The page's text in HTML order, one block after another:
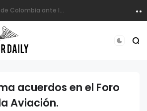
La FAC retira oficialmente su primer avión Kfir y lo exhibe en el CACOM 1
acuerdos en el Foro
Aviación.